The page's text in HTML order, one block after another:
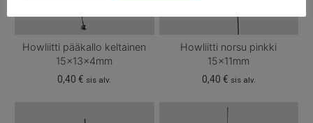
Howliitti pääkallo keltainen
15x13x4mm
0,40€ sis alv.
Howliitti norsu pinkki
15x11mm
0,40 € sis alv.